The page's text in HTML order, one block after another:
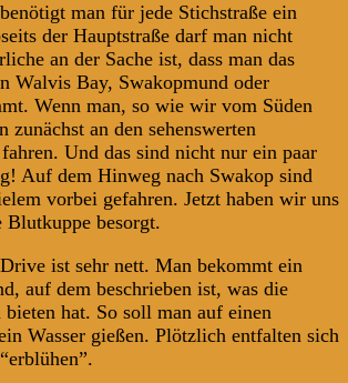
man für jede Stichstraße ein
der Hauptstraße darf man nicht
an der Sache ist, dass man das
Walvis Bay, Swakopmund oder
Wenn man, so wie wir vom Süden
zunächst an den sehenswerten
Und das sind nicht nur ein paar
Auf dem Hinweg nach Swakop sind
vorbei gefahren. Jetzt haben wir uns
besorgt.
ist sehr nett. Man bekommt ein
auf dem beschrieben ist, was die
bieten hat. So soll man auf einen
Wasser gießen. Plötzlich entfalten sich